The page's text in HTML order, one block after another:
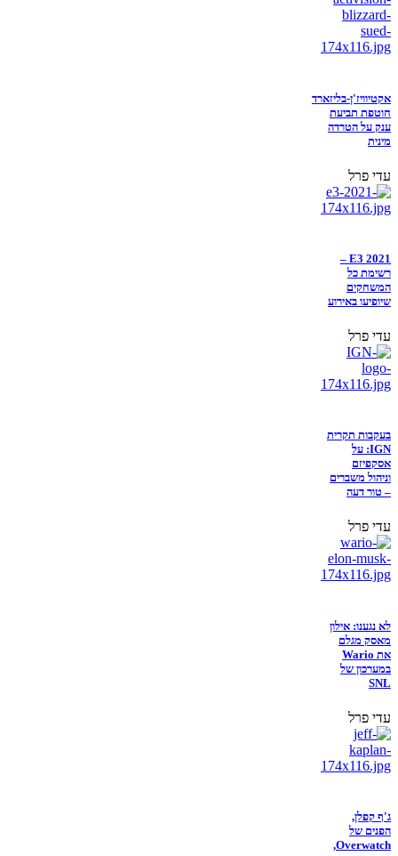
אקטיוויז'ן-בליזארד
חוטפת תביעת
ענק על הטרדה
מינית
עדי פרל
E3 2021 –
רשימת כל
המשחקים
שיופיעו באירוע
עדי פרל
בעקבות תקרית
IGN: על
אסקפיזם
וניהול משברים
– טור דעה
עדי פרל
לא נגענו: אילון
מאסק מגלם
את Wario
במערכון של
SNL
עדי פרל
ג'ף קפלן,
הפנים של
Overwatch,